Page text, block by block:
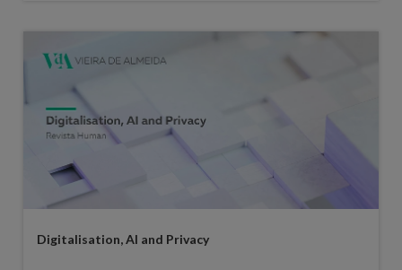
Digitalisation, AI and Privacy